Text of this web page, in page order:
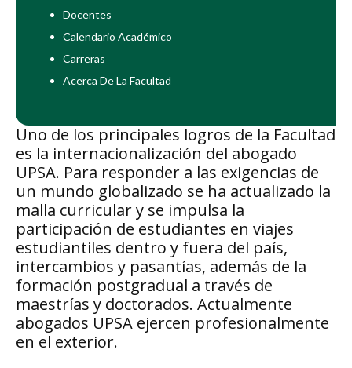
Uno de los principales logros de la Facultad
es la internacionalización del abogado
UPSA. Para responder a las exigencias de
un mundo globalizado se ha actualizado la
malla curricular y se impulsa la
participación de estudiantes en viajes
estudiantiles dentro y fuera del país,
intercambios y pasantías, además de la
formación postgradual a través de
maestrías y doctorados. Actualmente
abogados UPSA ejercen profesionalmente
en el exterior.
Docentes
Calendario Académico
Carreras
Acerca De La Facultad